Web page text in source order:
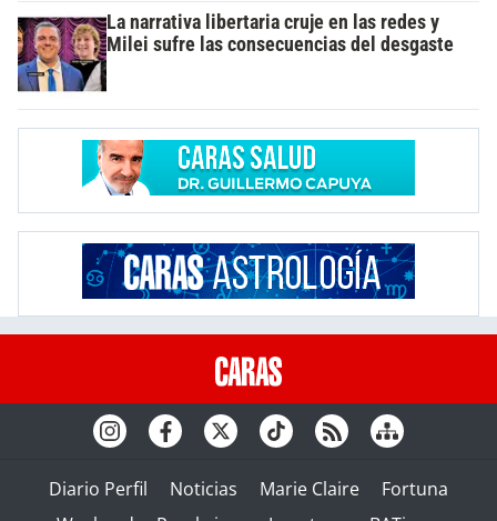
La narrativa libertaria cruje en las redes y
Milei sufre las consecuencias del desgaste
Diario Perfil Noticias Marie Claire
Fortuna